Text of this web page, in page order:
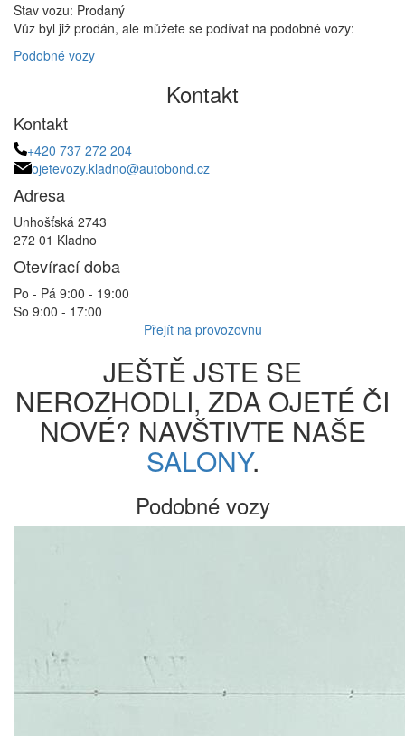
Stav vozu: Prodaný
Vůz byl již prodán, ale můžete se podívat na podobné vozy:
Podobné vozy
Kontakt
Kontakt
+420 737 272 204
ojetevozy.kladno@autobond.cz
Adresa
Unhošťská 2743
272 01 Kladno
Otevírací doba
Po - Pá 9:00 - 19:00
So 9:00 - 17:00
Přejít na provozovnu
JEŠTĚ JSTE SE
NEROZHODLI, ZDA OJETÉ ČI
NOVÉ? NAVŠTIVTE NAŠE
SALONY.
Podobné vozy